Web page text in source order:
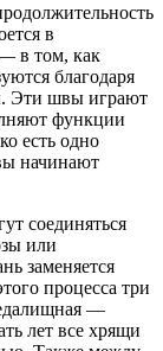
в
— в том, как
благодаря
Эти швы играют
функции
есть одно
начинают
соединяться
или
заменяется
процесса три
—
лет все хрящи